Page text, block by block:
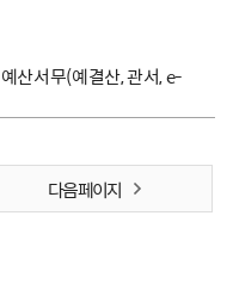
산서무(예결산, 관서, e-
다음 페이지